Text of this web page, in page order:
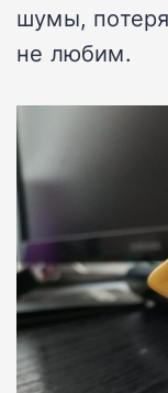
шумы,
не любим.